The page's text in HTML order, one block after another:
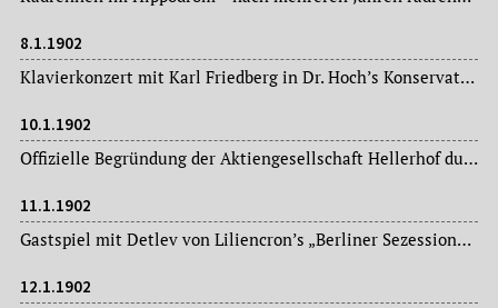
8.1.1902
Klavierkonzert mit Karl Friedberg in Dr. Hoch’s Konservatorium.
10.1.1902
Offizielle Begründung der Aktiengesellschaft Hellerhof durch Eintrag ins Handelsregister beim Amtsgericht Frankfurt am Main.
11.1.1902
Gastspiel mit Detlev von Liliencron’s „Berliner Sezessionstheater“ im Saal des Kaufmännischen Vereins (Fortsetzung am 13.01. d. J.).
12.1.1902